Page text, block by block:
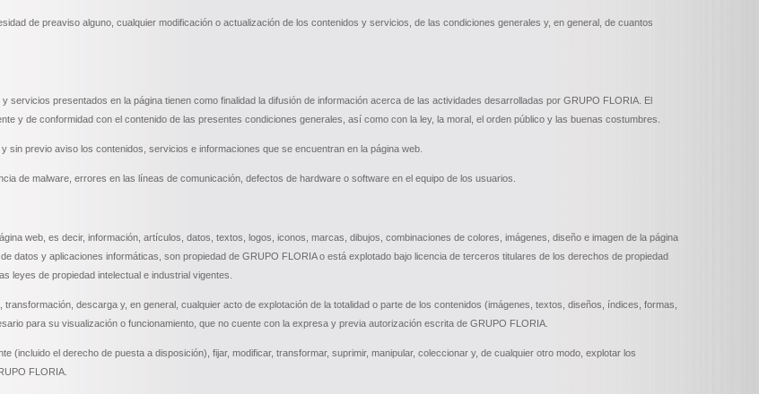
de preaviso alguno, cualquier modificación o actualización de los contenidos y servicios, de las condiciones generales y, en general, de cuantos
servicios presentados en la página tienen como finalidad la difusión de información acerca de las actividades desarrolladas por GRUPO FLORIA. El
y de conformidad con el contenido de las presentes condiciones generales, así como con la ley, la moral, el orden público y las buenas costumbres.
previo aviso los contenidos, servicios e informaciones que se encuentran en la página web.
de malware, errores en las líneas de comunicación, defectos de hardware o software en el equipo de los usuarios.
web, es decir, información, artículos, datos, textos, logos, iconos, marcas, dibujos, combinaciones de colores, imágenes, diseño e imagen de la página
datos y aplicaciones informáticas, son propiedad de GRUPO FLORIA o está explotado bajo licencia de terceros titulares de los derechos de propiedad
leyes de propiedad intelectual e industrial vigentes.
descarga y, en general, cualquier acto de explotación de la totalidad o parte de los contenidos (imágenes, textos, diseños, índices, formas,
para su visualización o funcionamiento, que no cuente con la expresa y previa autorización escrita de GRUPO FLORIA.
(incluido el derecho de puesta a disposición), fijar, modificar, transformar, suprimir, manipular, coleccionar y, de cualquier otro modo, explotar los
FLORIA.